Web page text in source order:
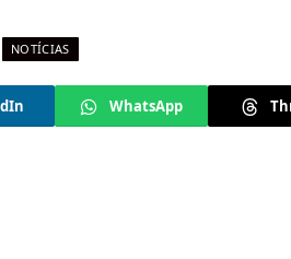
NOTÍCIAS
WhatsApp